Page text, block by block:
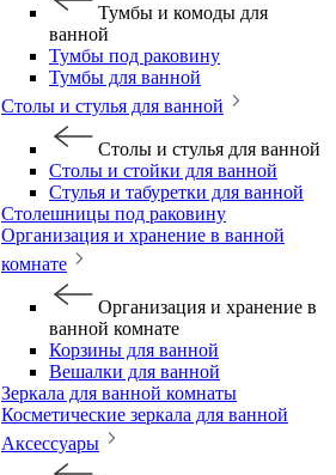
Тумбы и комоды для
ванной
Тумбы под раковину
Тумбы для ванной
Столы и стулья для ванной
Столы и стулья для ванной
Столы и стойки для ванной
Стулья и табуретки для ванной
Столешницы под раковину
Организация и хранение в ванной
комнате
Организация и хранение в
ванной комнате
Корзины для ванной
Вешалки для ванной
Зеркала для ванной комнаты
Косметические зеркала для ванной
Аксессуары